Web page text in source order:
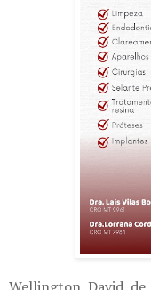
Wellington David